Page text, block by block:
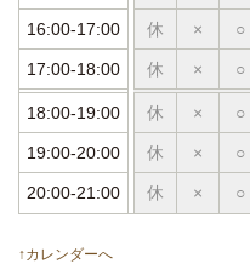
16:00-17:00 休 × ○
17:00-18:00 休 × ○
18:00-19:00 休 × ○
19:00-20:00 休 × ○
20:00-21:00 休 × ○
↑カレンダーへ